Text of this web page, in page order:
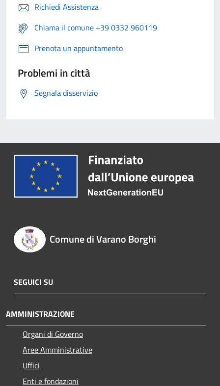
Richiedi Assistenza
Chiama il comune +39 0332 960119
Prenota un appuntamento
Problemi in città
Segnala disservizio
Comune di Varano Borghi
SEGUICI SU
AMMINISTRAZIONE
Organi di Governo
Aree Amministrative
Uffici
Enti e fondazioni